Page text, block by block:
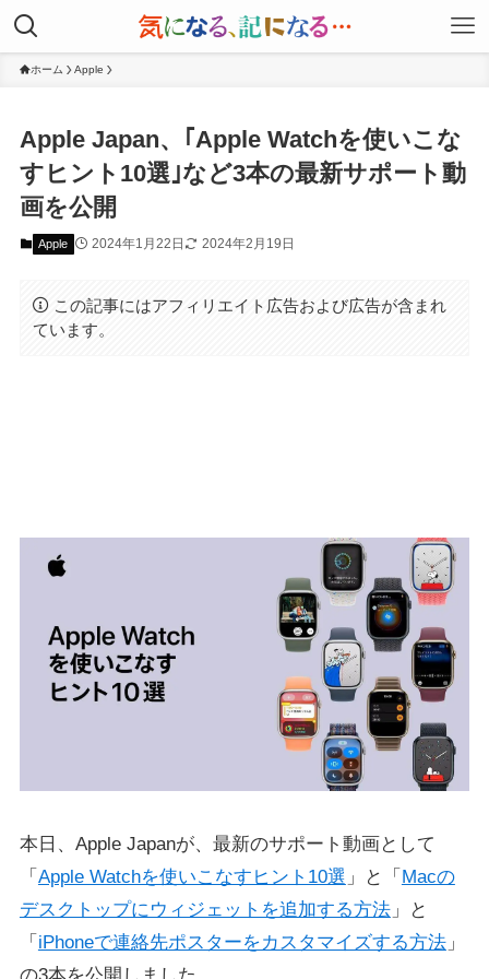
ホーム Apple
Apple Japan、｢Apple Watchを使いこな
すヒント10選｣など3本の最新サポート動
画を公開
Apple 2024年1月22日 2024年2月19日
この記事にはアフィリエイト広告および広告が含まれ
ています。
本日、Apple Japanが、最新のサポート動画として
「 Apple Watchを使いこなすヒント10選 」と「 Macの
デスクトップにウィジェットを追加する方法」と
「 iPhoneで連絡先ポスターをカスタマイズする方法」